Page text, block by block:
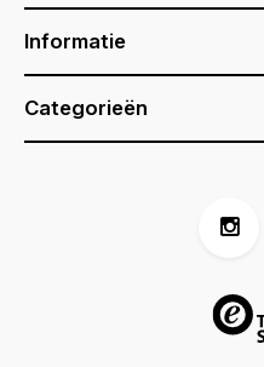
Informatie
Categorieën